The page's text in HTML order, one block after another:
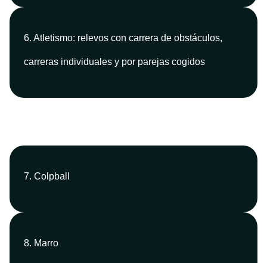
6. Atletismo: relevos con carrera de obstáculos,
carreras individuales y por parejas cogidos
7. Colpball
8. Marro